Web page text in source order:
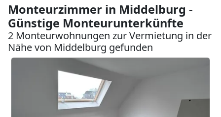
Monteurzimmer in Middelburg -
Günstige Monteurunterkünfte
2 Monteurwohnungen zur Vermietung in der
Nähe von Middelburg gefunden